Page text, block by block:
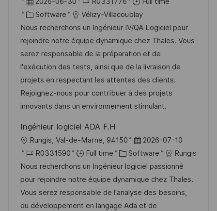
c
a
t
i
o
n
o
s
t
e
d
D
a
t
o
b
I
d
C
a
t
e
g
o
r
y
Software
Vélizy-Villacoublay
Nous recherchons un Ingénieur IV/QA Logiciel pour
rejoindre notre équipe dynamique chez Thales. Vous
serez responsable de la préparation et de
l'exécution des tests, ainsi que de la livraison de
projets en respectant les attentes des clients.
Rejoignez-nous pour contribuer à des projets
innovants dans un environnement stimulant.
Ingénieur logiciel ADA F.H
L
o
c
a
t
i
Rungis, Val-de-Marne, 94150
P
o
s
t
e
d
2026-07-10
J
o
b
I
d
R0331590 Full time
C
a
t
e
g
Software
Rungis
Nous recherchons un Ingénieur logiciel passionné
pour rejoindre notre équipe dynamique chez Thales.
Vous serez responsable de l'analyse des besoins,
du développement en langage Ada et de